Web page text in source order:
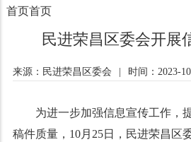
首页首页
民进荣昌区委会开展
来源：民进荣昌区委会 时间：2023-
为进一步加强信息宣传工作，
稿件质量，10月25日，民进荣昌区